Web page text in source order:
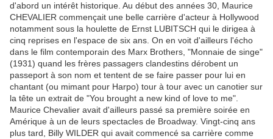
d'abord un intérêt historique. Au début des années 30, Maurice
CHEVALIER commençait une belle carrière d'acteur à Hollywood
notamment sous la houlette de Ernst LUBITSCH qui le dirigea à
cinq reprises en l'espace de six ans. On en voit d'ailleurs l'écho
dans le film contemporain des Marx Brothers, "Monnaie de singe"
(1931) quand les frères passagers clandestins dérobent un
passeport à son nom et tentent de se faire passer pour lui en
chantant (ou mimant pour Harpo) tour à tour avec un canotier sur
la tête un extrait de "You brought a new kind of love to me".
Maurice Chevalier avait d'ailleurs passé sa première soirée en
Amérique à un de leurs spectacles de Broadway. Vingt-cinq ans
plus tard, Billy WILDER qui avait commencé sa carrière comme